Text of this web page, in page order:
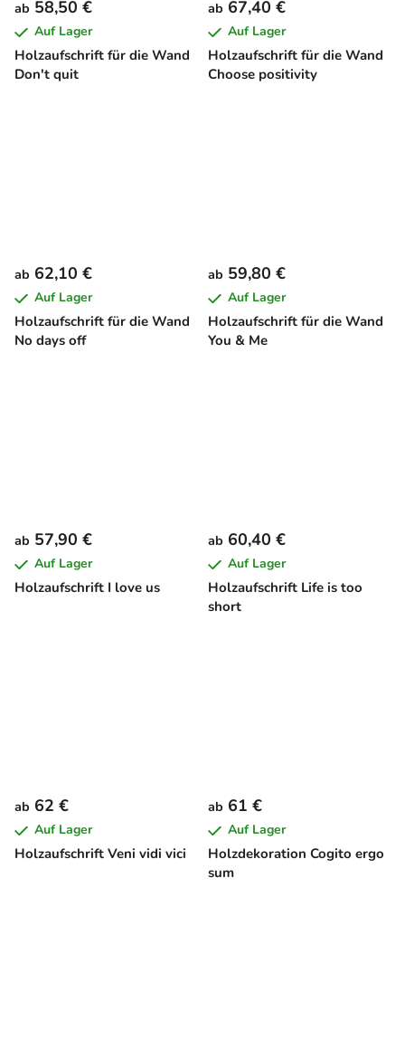
Holzaufschrift für die Wand
Don't quit
ab 58,50 €
Auf Lager
Holzaufschrift für die Wand
Choose positivity
ab 67,40 €
Auf Lager
Holzaufschrift für die Wand
No days off
ab 62,10 €
Auf Lager
Holzaufschrift für die Wand
You & Me
ab 59,80 €
Auf Lager
Holzaufschrift I love us
ab 57,90 €
Auf Lager
Holzaufschrift Life is too
short
ab 60,40 €
Auf Lager
Holzaufschrift Veni vidi vici
ab 62 €
Auf Lager
Holzdekoration Cogito ergo
sum
ab 61 €
Auf Lager